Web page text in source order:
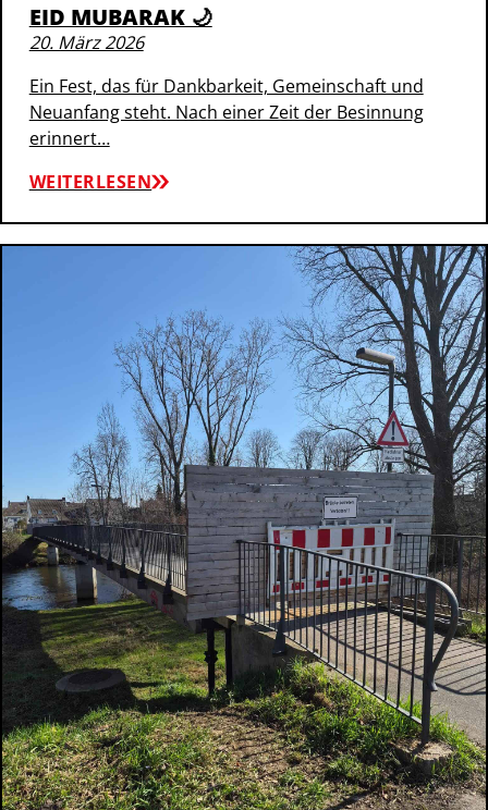
EID MUBARAK 🌙
20. März 2026
Ein Fest, das für Dankbarkeit, Gemeinschaft und
Neuanfang steht. Nach einer Zeit der Besinnung
erinnert…
WEITERLESEN